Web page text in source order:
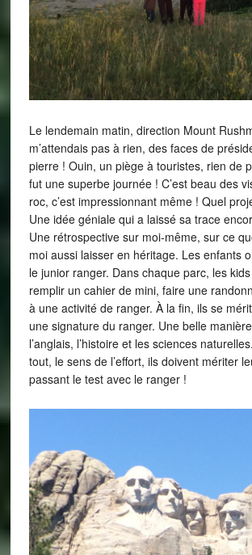
Le lendemain matin, direction Mount
m’attendais pas à rien, des faces de
pierre ! Ouin, un piège à touristes, rien de
fut une superbe journée ! C’est beau des
roc, c’est impressionnant même ! Quel
Une idée géniale qui a laissé sa trace
Une rétrospective sur moi-même, sur ce
moi aussi laisser en héritage. Les enfants
le junior ranger. Dans chaque parc, les
remplir un cahier de mini, faire une
à une activité de ranger. À la fin, ils se
une signature du ranger. Une belle
l’anglais, l’histoire et les sciences
tout, le sens de l’effort, ils doivent mériter
passant le test avec le ranger !